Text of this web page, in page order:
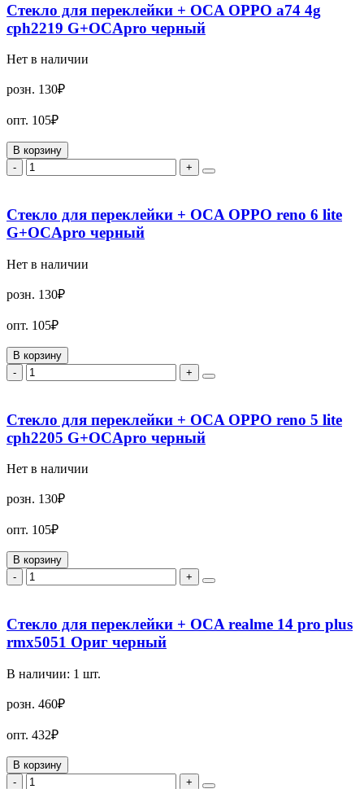
Стекло для переклейки + OCA OPPO a74 4g
cph2219 G+OCApro черный
Нет в наличии
розн. 130₽
опт. 105₽
В корзину
-
+
Стекло для переклейки + OCA OPPO reno 6 lite
G+OCApro черный
Нет в наличии
розн. 130₽
опт. 105₽
В корзину
-
+
Стекло для переклейки + OCA OPPO reno 5 lite
cph2205 G+OCApro черный
Нет в наличии
розн. 130₽
опт. 105₽
В корзину
-
+
Стекло для переклейки + OCA realme 14 pro plus
rmx5051 Ориг черный
В наличии: 1 шт.
розн. 460₽
опт. 432₽
В корзину
-
+